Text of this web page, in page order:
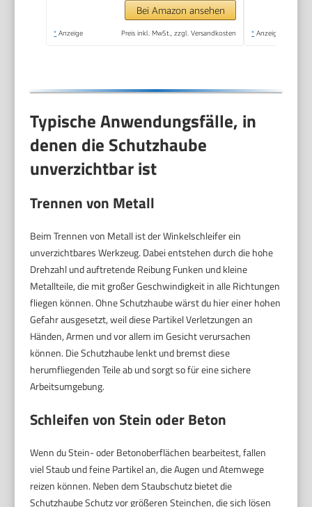
Standard-
Zusatzhandgriff)
Bei Amazon ansehen
* Anzeige Preis inkl. MwSt., zzgl. Versandkosten * Anzeige
Typische Anwendungsfälle, in
denen die Schutzhaube
unverzichtbar ist
Trennen von Metall
Beim Trennen von Metall ist der Winkelschleifer ein
unverzichtbares Werkzeug. Dabei entstehen durch die hohe
Drehzahl und auftretende Reibung Funken und kleine
Metallteile, die mit großer Geschwindigkeit in alle Richtungen
fliegen können. Ohne Schutzhaube wärst du hier einer hohen
Gefahr ausgesetzt, weil diese Partikel Verletzungen an
Händen, Armen und vor allem im Gesicht verursachen
können. Die Schutzhaube lenkt und bremst diese
herumfliegenden Teile ab und sorgt so für eine sichere
Arbeitsumgebung.
Schleifen von Stein oder Beton
Wenn du Stein- oder Betonoberflächen bearbeitest, fallen
viel Staub und feine Partikel an, die Augen und Atemwege
reizen können. Neben dem Staubschutz bietet die
Schutzhaube Schutz vor größeren Steinchen, die sich lösen